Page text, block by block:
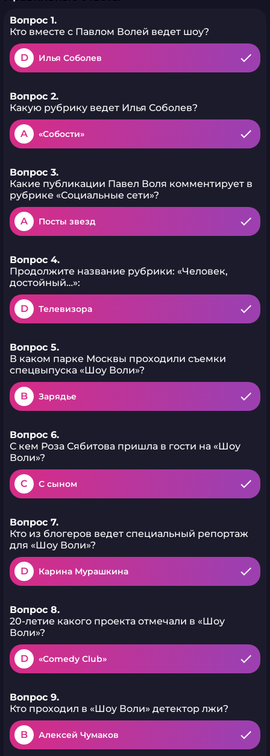
Вопрос 1.
Кто вместе с Павлом Волей ведет шоу?
D Илья Соболев
Вопрос 2.
Какую рубрику ведет Илья Соболев?
A «Собости»
Вопрос 3.
Какие публикации Павел Воля комментирует в
рубрике «Социальные сети»?
A Посты звезд
Вопрос 4.
Продолжите название рубрики: «Человек,
достойный…»:
D Телевизора
Вопрос 5.
В каком парке Москвы проходили съемки
спецвыпуска «Шоу Воли»?
B Зарядье
Вопрос 6.
С кем Роза Сябитова пришла в гости на «Шоу
Воли»?
C С сыном
Вопрос 7.
Кто из блогеров ведет специальный репортаж
для «Шоу Воли»?
D Карина Мурашкина
Вопрос 8.
20-летие какого проекта отмечали в «Шоу
Воли»?
D «Comedy Club»
Вопрос 9.
Кто проходил в «Шоу Воли» детектор лжи?
B Алексей Чумаков